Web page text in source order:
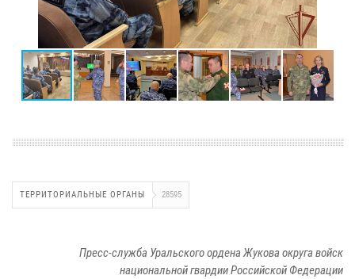
ТЕРРИТОРИАЛЬНЫЕ ОРГАНЫ 28595
Пресс-служба Уральского ордена Жукова округа войск
национальной гвардии Российской Федерации